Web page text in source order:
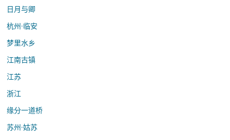
日月与卿
杭州·临安
梦里水乡
江南古镇
江苏
浙江
缘分一道桥
苏州·姑苏